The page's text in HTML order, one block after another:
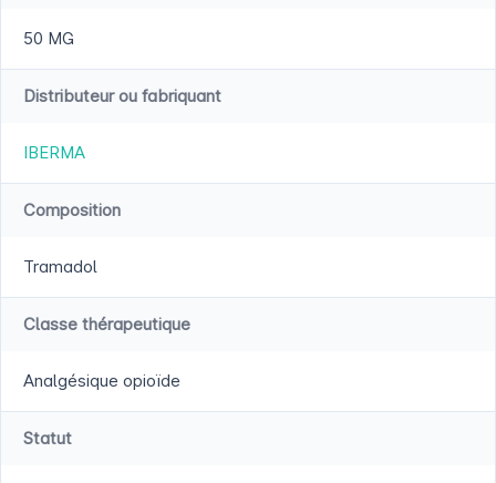
50 MG
Distributeur ou fabriquant
IBERMA
Composition
Tramadol
Classe thérapeutique
Analgésique opioïde
Statut